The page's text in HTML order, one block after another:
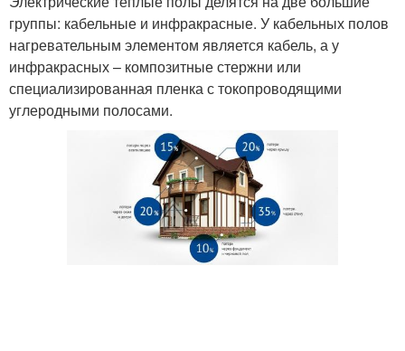
группы: кабельные и инфракрасные. У кабельных полов
нагревательным элементом является кабель, а у
инфракрасных – композитные стержни или
специализированная пленка с токопроводящими
углеродными полосами.